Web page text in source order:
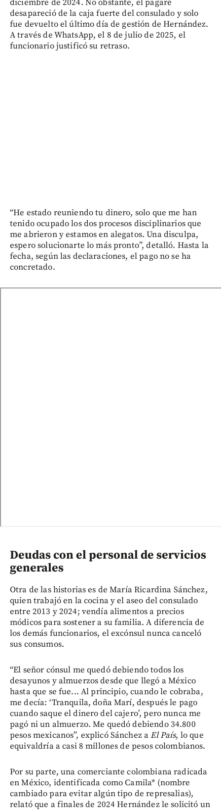
diciembre de 2024. No obstante, el pagaré
desapareció de la caja fuerte del consulado y solo
fue devuelto el último día de gestión de Hernández.
A través de WhatsApp, el 8 de julio de 2025, el
funcionario justificó su retraso.
“He estado reuniendo tu dinero, solo que me han
tenido ocupado los dos procesos disciplinarios que
me abrieron y estamos en alegatos. Una disculpa,
espero solucionarte lo más pronto”, detalló. Hasta la
fecha, según las declaraciones, el pago no se ha
concretado.
Deudas con el personal de servicios
generales
Otra de las historias es de María Ricardina Sánchez,
quien trabajó en la cocina y el aseo del consulado
entre 2013 y 2024; vendía alimentos a precios
módicos para sostener a su familia. A diferencia de
los demás funcionarios, el excónsul nunca canceló
sus consumos.
“El señor cónsul me quedó debiendo todos los
desayunos y almuerzos desde que llegó a México
hasta que se fue... Al principio, cuando le cobraba,
me decía: ‘Tranquila, doña Marí, después le pago
cuando saque el dinero del cajero’, pero nunca me
pagó ni un almuerzo. Me quedó debiendo 34.800
pesos mexicanos”, explicó Sánchez aEl País, lo que
equivaldría a casi 8 millones de pesos colombianos.
Por su parte, una comerciante colombiana radicada
en México, identificada como Camila* (nombre
cambiado para evitar algún tipo de represalias),
relató que a finales de 2024 Hernández le solicitó un